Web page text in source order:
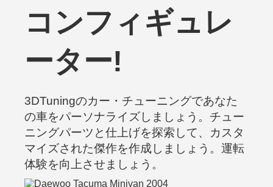
コンフィギュレ
ーター!
3DTuningのカー・チューニングであなた
の車をパーソナライズしましょう。チュー
ニングパーツと仕上げを探索して、カスタ
マイズされた傑作を作成しましょう。運転
体験を向上させましょう。